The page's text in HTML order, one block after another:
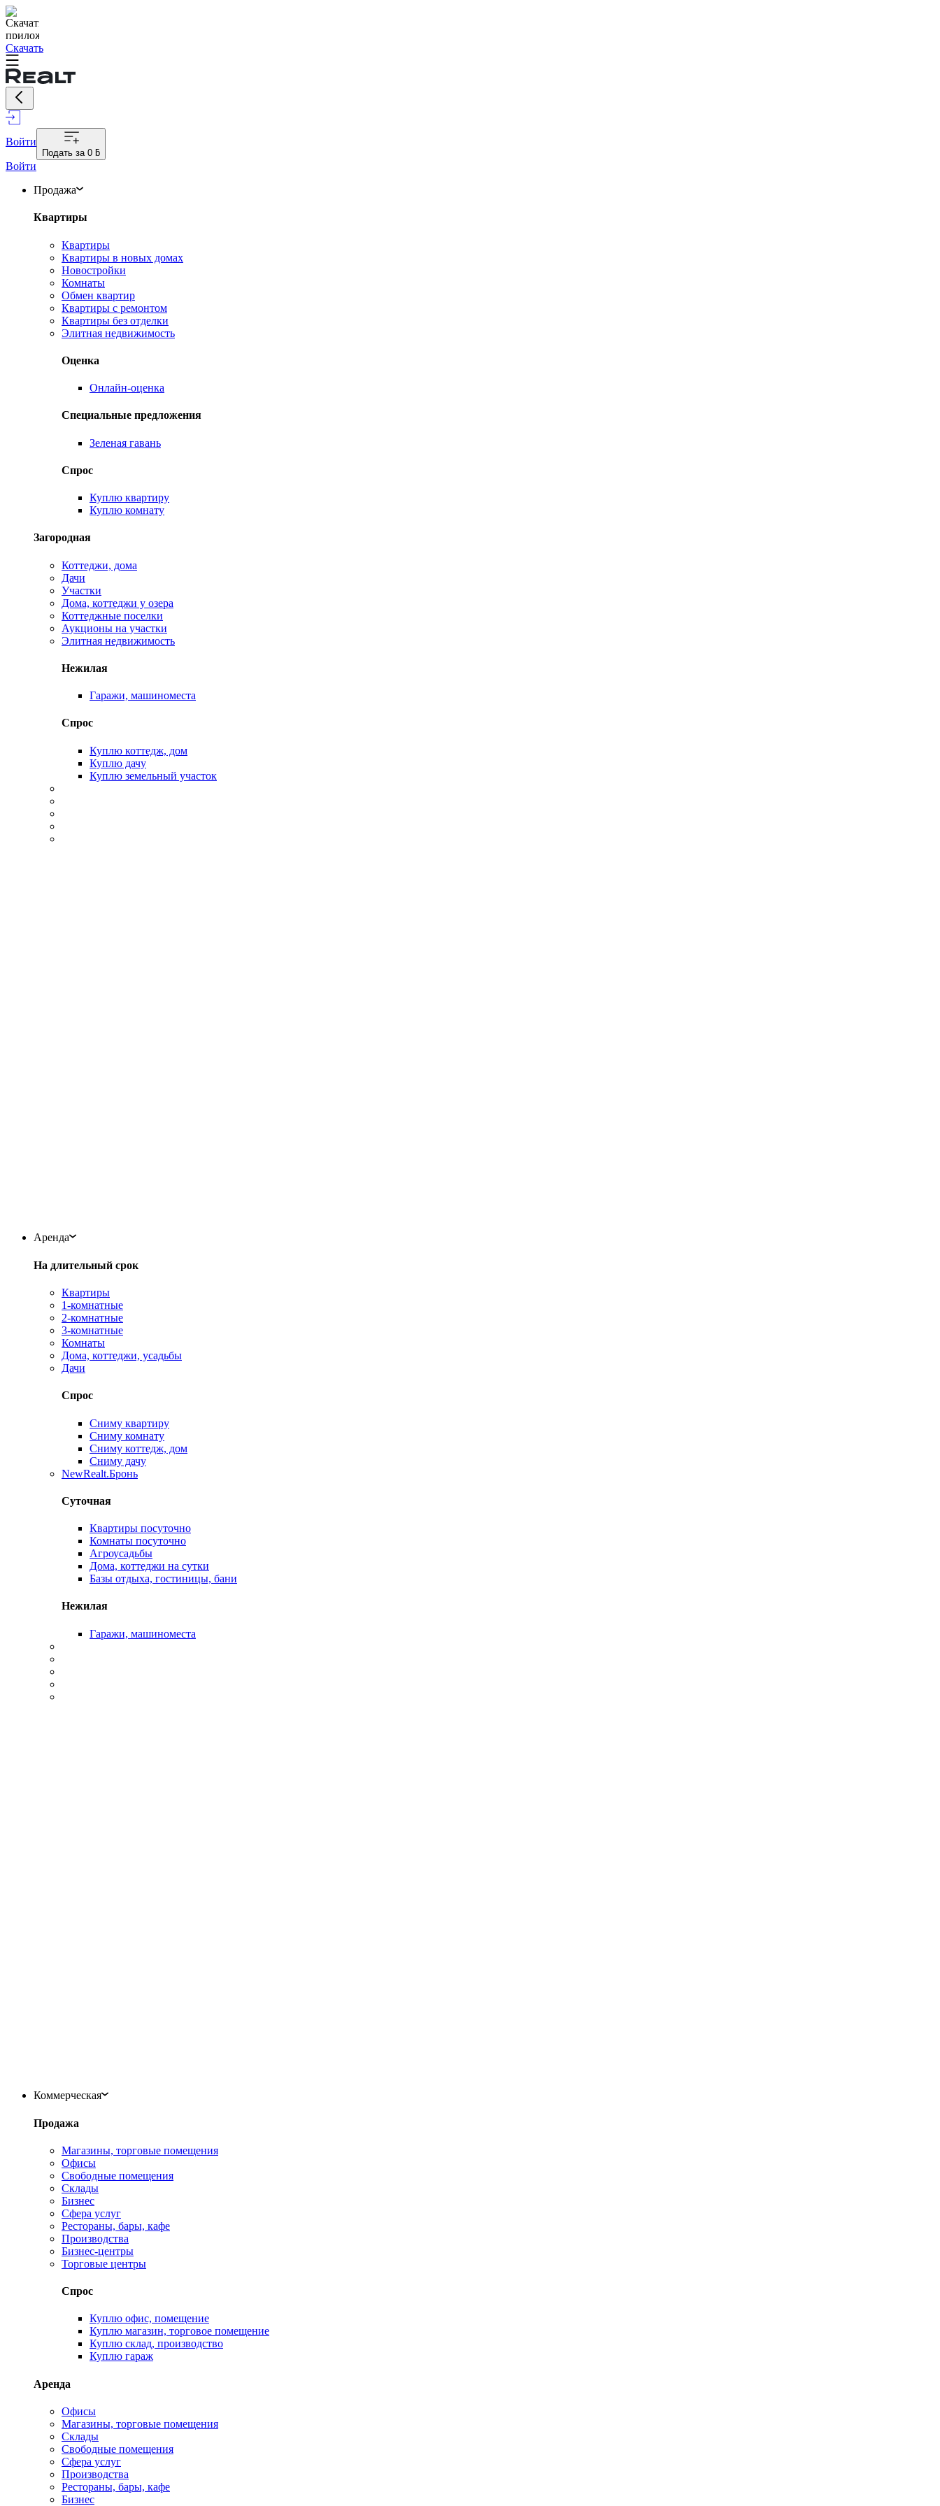
Скачать
Войти
Подать за 0 ƃ
Войти
Продажа
Квартиры
Квартиры
Квартиры в новых домах
Новостройки
Комнаты
Обмен квартир
Квартиры с ремонтом
Квартиры без отделки
Элитная недвижимость
Оценка
Онлайн-оценка
Специальные предложения
Зеленая гавань
Спрос
Куплю квартиру
Куплю комнату
Загородная
Коттеджи, дома
Дачи
Участки
Дома, коттеджи у озера
Коттеджные поселки
Аукционы на участки
Элитная недвижимость
Нежилая
Гаражи, машиноместа
Спрос
Куплю коттедж, дом
Куплю дачу
Куплю земельный участок
Аренда
На длительный срок
Квартиры
1-комнатные
2-комнатные
3-комнатные
Комнаты
Дома, коттеджи, усадьбы
Дачи
Спрос
Сниму квартиру
Сниму комнату
Сниму коттедж, дом
Сниму дачу
NewRealt.Бронь
Суточная
Квартиры посуточно
Комнаты посуточно
Агроусадьбы
Дома, коттеджи на сутки
Базы отдыха, гостиницы, бани
Нежилая
Гаражи, машиноместа
Коммерческая
Продажа
Магазины, торговые помещения
Офисы
Свободные помещения
Склады
Бизнес
Сфера услуг
Рестораны, бары, кафе
Производства
Бизнес-центры
Торговые центры
Спрос
Куплю офис, помещение
Куплю магазин, торговое помещение
Куплю склад, производство
Куплю гараж
Аренда
Офисы
Магазины, торговые помещения
Склады
Свободные помещения
Сфера услуг
Производства
Рестораны, бары, кафе
Бизнес